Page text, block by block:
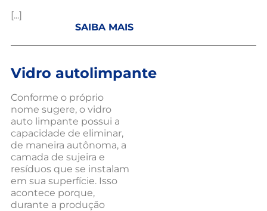
[...]
SAIBA MAIS
Vidro autolimpante
Conforme o próprio
nome sugere, o vidro
auto limpante possui a
capacidade de eliminar,
de maneira autônoma, a
camada de sujeira e
resíduos que se instalam
em sua superfície. Isso
acontece porque,
durante a produção